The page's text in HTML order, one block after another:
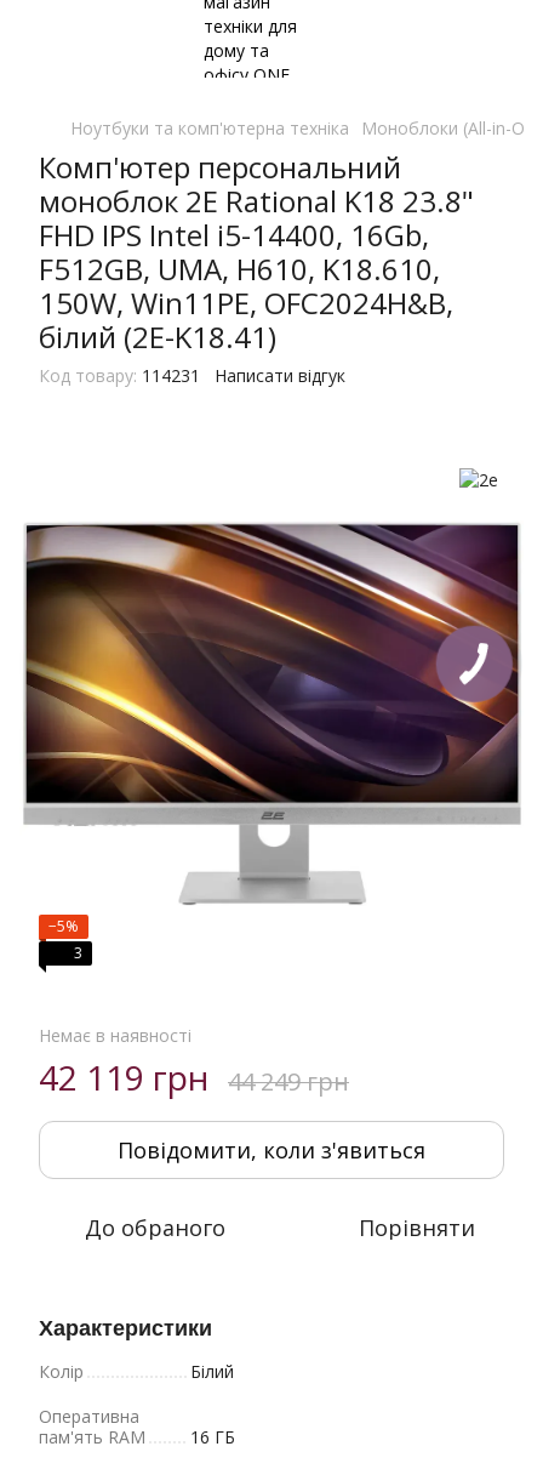
Ноутбуки та комп'ютерна техніка Моноблоки (All-in-
Комп'ютер персональний
моноблок 2E Rational K18 23.8"
FHD IPS Intel i5-14400, 16Gb,
F512GB, UMA, H610, K18.610,
150W, Win11PE, OFC2024H&B,
білий (2E-K18.41)
Код товару: 114231 Написати відгук
−5%
3
Немає в наявності
42 119 грн 44 249 грн
Повідомити, коли з'явиться
До обраного Порівняти
Характеристики
Колір
Білий
Оперативна
пам'ять RAM
16 ГБ